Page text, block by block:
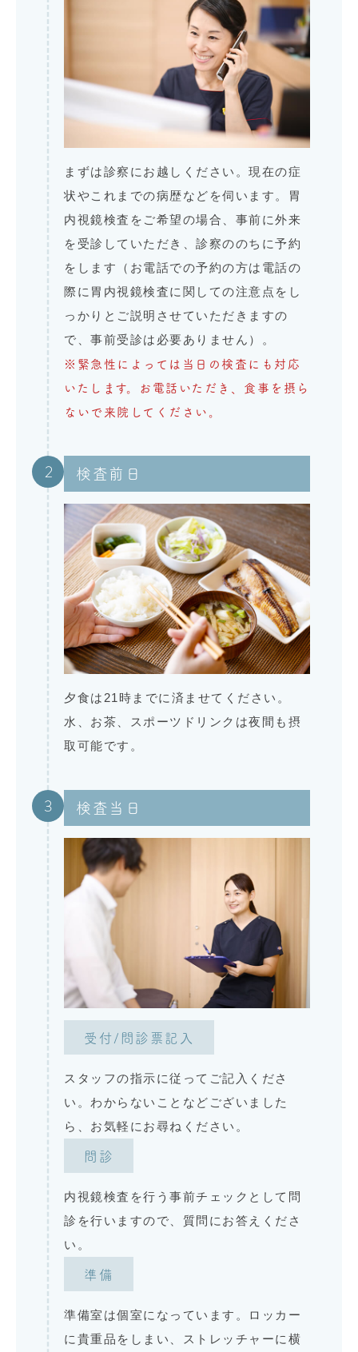
まずは診察にお越しください。現在の症
状やこれまでの病歴などを伺います。胃
内視鏡検査をご希望の場合、事前に外来
を受診していただき、診察ののちに予約
をします（お電話での予約の方は電話の
際に胃内視鏡検査に関しての注意点をし
っかりとご説明させていただきますの
で、事前受診は必要ありません）。
※緊急性によっては当日の検査にも対応
いたします。お電話いただき、食事を摂ら
ないで来院してください。
2 検査前日
夕食は21時までに済ませてください。
水、お茶、スポーツドリンクは夜間も摂
取可能です。
3 検査当日
受付/問診票記入
スタッフの指示に従ってご記入くださ
い。わからないことなどございました
ら、お気軽にお尋ねください。
問診
内視鏡検査を行う事前チェックとして問
診を行いますので、質問にお答えくださ
い。
準備
準備室は個室になっています。ロッカー
に貴重品をしまい、ストレッチャーに横